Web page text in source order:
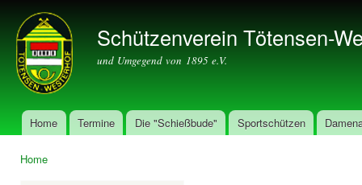
Schützenverein Tötensen-
und Umgegend von 1895 e.V.
Main menu
Home Termine Die "Schießbude" Sportschützen
Home